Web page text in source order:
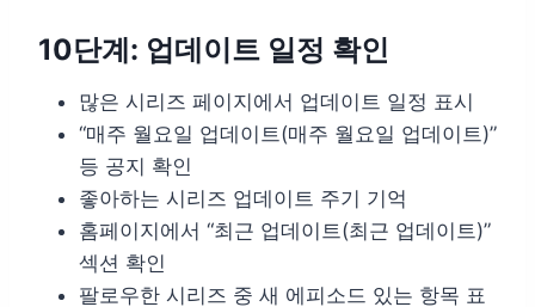
10단계: 업데이트 일정 확인
많은 시리즈 페이지에서 업데이트 일정 표시
“매주 월요일 업데이트(매주 월요일 업데이트)”
등 공지 확인
좋아하는 시리즈 업데이트 주기 기억
홈페이지에서 “최근 업데이트(최근 업데이트)”
섹션 확인
팔로우한 시리즈 중 새 에피소드 있는 항목 표